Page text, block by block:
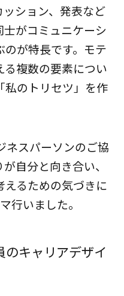
ション、発表など
がコミュニケーシ
のが特長です。モテ
る複数の要素につい
私のトリセツ」を作
ネスパーソンのご協
自分と向き合い、
るための気づきに
行いました。
のキャリアデザイ